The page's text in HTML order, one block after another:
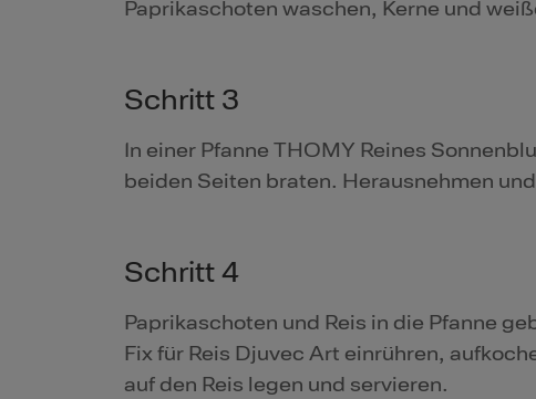
Paprikaschoten waschen, Kerne und
Schritt 3
In einer Pfanne THOMY Reines
beiden Seiten braten. Herausnehmen
Schritt 4
Paprikaschoten und Reis in die Pfanne
Fix für Reis Djuvec Art einrühren,
auf den Reis legen und servieren.